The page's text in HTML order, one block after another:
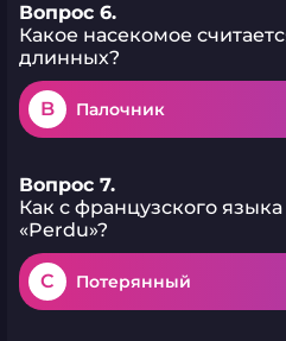
Вопрос 6.
Какое насекомое
длинных?
B Палочник
Вопрос 7.
Как с французского
«Perdu»?
C Потерянный